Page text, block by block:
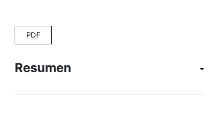
PDF
Resumen